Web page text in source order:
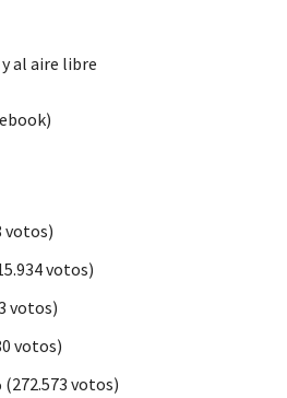
votos)
votos)
votos)
votos)
(272.573 votos)